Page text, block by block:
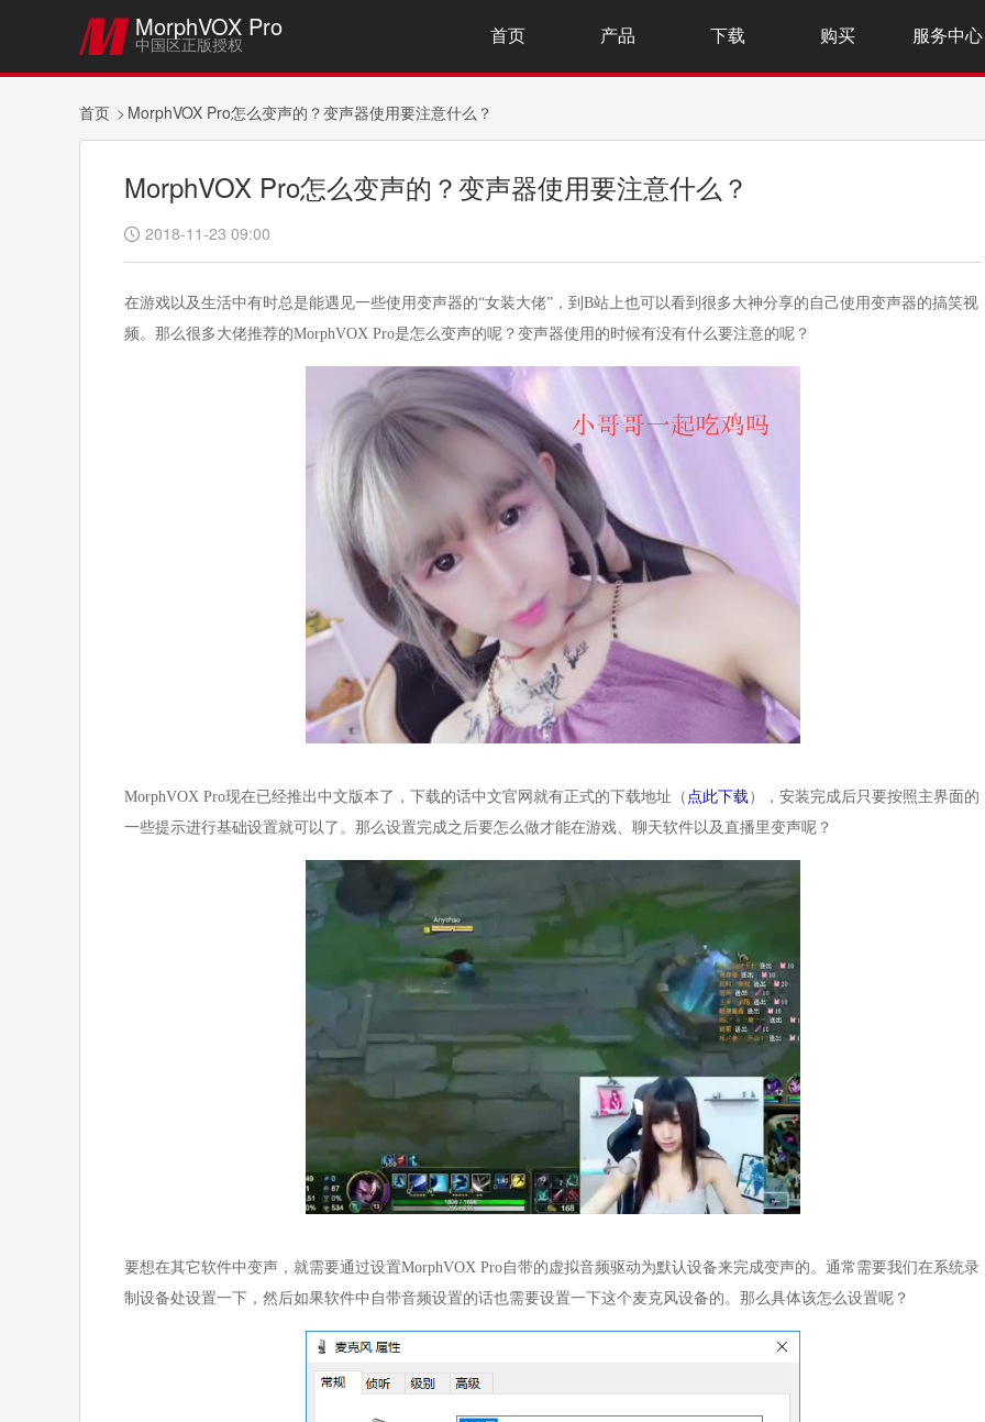
 MorphVOX Pro
中国区正版授权
首页 产品 下载 购买 服务中心
首页 MorphVOX Pro怎么变声的？变声器使用要注意什么？
MorphVOX Pro怎么变声的？变声器使用要注意什么？
 2018-11-23 09:00
在游戏以及生活中有时总是能遇见一些使用变声器的“女装大佬”，到B站上也可以看到很多大神分享的自己使用变声器的搞笑视
频。那么很多大佬推荐的MorphVOX Pro是怎么变声的呢？变声器使用的时候有没有什么要注意的呢？
MorphVOX Pro现在已经推出中文版本了，下载的话中文官网就有正式的下载地址（ 点此下载），安装完成后只要按照主界面的
一些提示进行基础设置就可以了。那么设置完成之后要怎么做才能在游戏、聊天软件以及直播里变声呢？
要想在其它软件中变声，就需要通过设置MorphVOX Pro自带的虚拟音频驱动为默认设备来完成变声的。通常需要我们在系统录
制设备处设置一下，然后如果软件中自带音频设置的话也需要设置一下这个麦克风设备的。那么具体该怎么设置呢？